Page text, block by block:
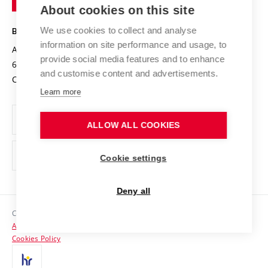
Projects
Projects from Structural Funds
Specific University Research
Safe University
Organization Structure
Official notice board
Personal Data Protection
Support and development of employees and students
Contacts
Media
Technology
BRNO UNIVERSITY OF TECHNOLOGY
Antonínská 548/1
602 00 Brno
Czech Republic
www.vut.cz
vut@vutbr.cz
Copyright © 2026 VUT
Accessibility Statement
Cookies Policy
About cookies on this site
We use cookies to collect and analyse
information on site performance and usage, to
provide social media features and to enhance
and customise content and advertisements.
Learn more
ALLOW ALL COOKIES
Cookie settings
Deny all